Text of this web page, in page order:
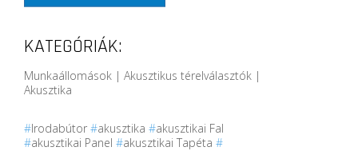
KATEGÓRIÁK:
Munkaállomások | Akusztikus térelválasztók |
Akusztika
#Irodabútor #akusztika #akusztikai Fal
#akusztikai Panel #akusztikai Tapéta #